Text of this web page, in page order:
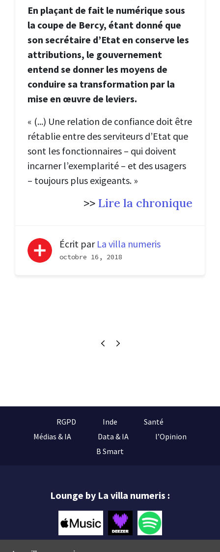
En plaçant de fait le numérique sous
la coupe de Bercy, étant donné que
son secrétaire d’Etat en conserve les
attributions, le gouvernement
entend se donner les moyens de
conduire sa transformation par la
mise en œuvre de leviers.
« (...) Une relation de confiance doit être
rétablie entre des serviteurs d’Etat que
sont les fonctionnaires – qui doivent
incarner l’exemplarité – et des usagers
– toujours plus exigeants. »
>> Lire la chronique
Écrit par La villa numeris
octobre 16, 2018
RGPD Inde
Santé
Médias & IA
Data & IA
l’Opinion
B Smart
Lounge by La villa numeris :